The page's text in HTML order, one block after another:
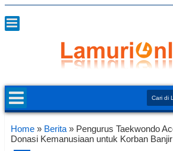
Home » Berita » Pengurus Taekwondo
Donasi Kemanusiaan untuk Korban Banjir